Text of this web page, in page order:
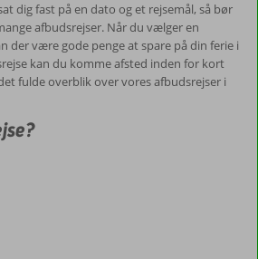
dig fast på en dato og et rejsemål, så bør
afbudsrejser. Når du vælger en
der være gode penge at spare på din ferie i
kan du komme afsted inden for kort
fulde overblik over vores afbudsrejser i